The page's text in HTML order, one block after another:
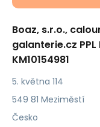
Boaz, s.r.o.,
galanterie.cz
KM10154981
5. května 114
549 81 Meziměstí
Česko